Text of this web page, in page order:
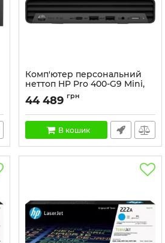
Комп'ютер персональний
неттоп HP Pro 400-G9 Mini,
Intel i3-13100T, 8GB, F512GB,
UMA, WiFi, кл+м, 3р, DOS
Артикул: 885G3EA
44 489 грн
В кошик